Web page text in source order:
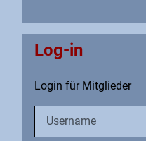
Log-in
Login für Mitglieder